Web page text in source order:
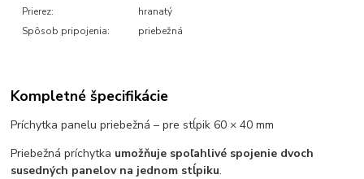
Prierez:
hranatý
Spôsob pripojenia:
priebežná
Kompletné špecifikácie
Príchytka panelu priebežná – pre stĺpik 60 × 40 mm
Priebežná príchytka umožňuje spoľahlivé spojenie dvoch
susedných panelov na jednom stĺpiku.